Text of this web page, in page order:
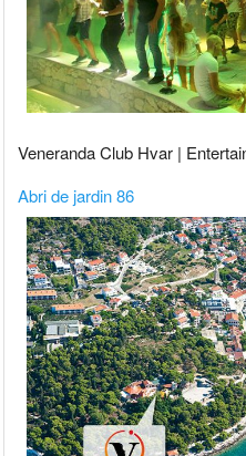
Veneranda Club Hvar |
Abri de jardin 86